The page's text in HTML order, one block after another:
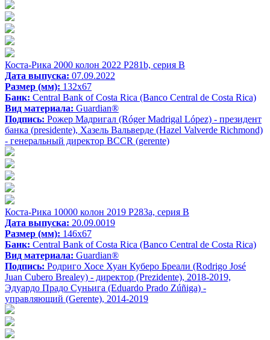
Коста-Рика 2000 колон 2022 P281b, серия B
Дата выпуска: 07.09.2022
Размер (мм): 132x67
Банк: Central Bank of Costa Rica (Banco Central de Costa Rica)
Вид материала: Guardian®
Подпись: Рожер Мадригал (Róger Madrigal López) - президент
банка (presidente), Хазель Вальверде (Hazel Valverde Richmond)
- генеральный директор BCCR (gerente)
Коста-Рика 10000 колон 2019 P283a, серия B
Дата выпуска: 20.09.0019
Размер (мм): 146x67
Банк: Central Bank of Costa Rica (Banco Central de Costa Rica)
Вид материала: Guardian®
Подпись: Родриго Хосе Хуан Куберо Бреали (Rodrigo José
Juan Cubero Brealey) - директор (Prezidente), 2018-2019,
Эдуардо Прадо Суньига (Eduardo Prado Zúñiga) -
управляющий (Gerente), 2014-2019